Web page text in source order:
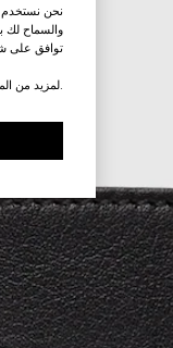
نحن نستخدم
والسماح لك
توافق على
.لمزيد من